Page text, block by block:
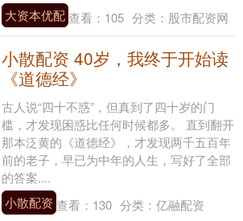
大资本优配查看： 105 分类： 股市配资网
小散配资 40岁，我终于开始读
《道德经》
古人说“四十不惑”，但真到了四十岁的门
槛，才发现困惑比任何时候都多。 直到翻开
那本泛黄的《道德经》，才发现两千五百年
前的老子，早已为中年的人生，写好了全部
的答案....
小散配资 查看： 130 分类： 亿融配资